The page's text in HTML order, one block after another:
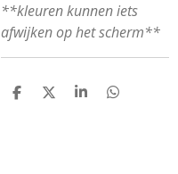
**kleuren kunnen iets
afwijken op het scherm**
D
D
S
D